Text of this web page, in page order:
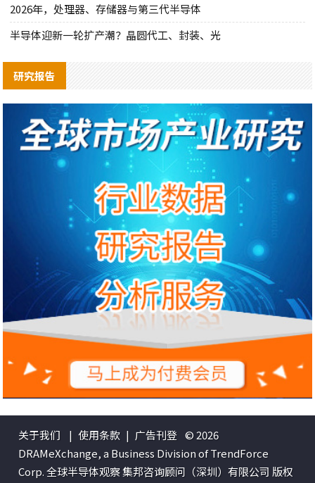
2026年，处理器、存储器与第三代半导体
半导体迎新一轮扩产潮？晶圆代工、封装、光
研究报告
关于我们 | 使用条款 | 广告刊登 © 2026
DRAMeXchange, a Business Division of TrendForce
Corp. 全球半导体观察 集邦咨询顾问（深圳）有限公司 版权